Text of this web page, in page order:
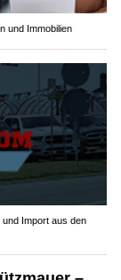
und Immobilien
Import aus den